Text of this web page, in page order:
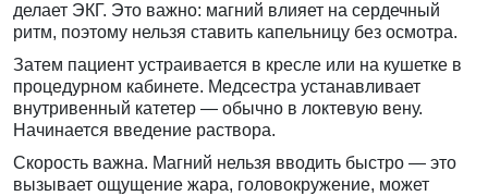
делает ЭКГ. Это важно: магний влияет на сердечный
ритм, поэтому нельзя ставить капельницу без осмотра.
Затем пациент устраивается в кресле или на кушетке в
процедурном кабинете. Медсестра устанавливает
внутривенный катетер — обычно в локтевую вену.
Начинается введение раствора.
Скорость важна. Магний нельзя вводить быстро — это
вызывает ощущение жара, головокружение, может